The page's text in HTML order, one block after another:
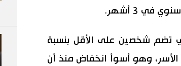
الأسر التي تضم شخصين على الأقل بنسبة
الوباء. وانخفض بنسبة 6.5 ٪ لجميع الأسر، وهو أسوأ انخفاض منذ أن